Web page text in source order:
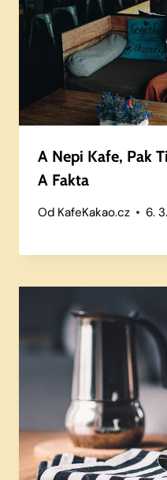
A Nepi Kafe, Pak
A Fakta
Od KafeKakao.cz 6.